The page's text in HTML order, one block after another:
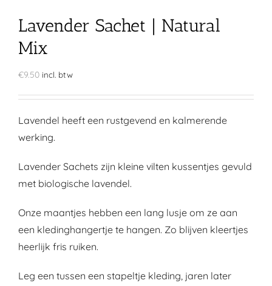
Lavender Sachet | Natural
Mix
€9.50 incl. btw
Lavendel heeft een rustgevend en kalmerende
werking.
Lavender Sachets zijn kleine vilten kussentjes gevuld
met biologische lavendel.
Onze maantjes hebben een lang lusje om ze aan
een kledinghangertje te hangen. Zo blijven kleertjes
heerlijk fris ruiken.
Leg een tussen een stapeltje kleding, jaren later